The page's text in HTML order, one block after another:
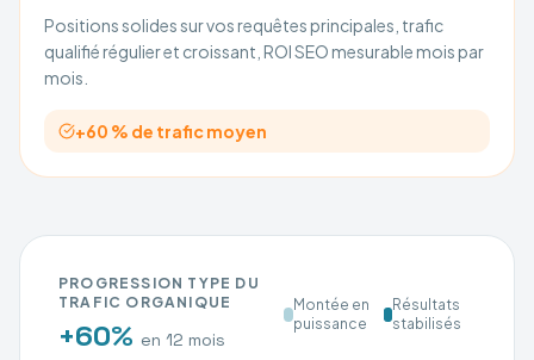
Positions solides sur vos requêtes principales, trafic
qualifié régulier et croissant, ROI SEO mesurable mois par
mois.
+60 % de trafic moyen
PROGRESSION TYPE DU
TRAFIC ORGANIQUE
+60% en 12 mois
Montée en
puissance
Résultats
stabilisés